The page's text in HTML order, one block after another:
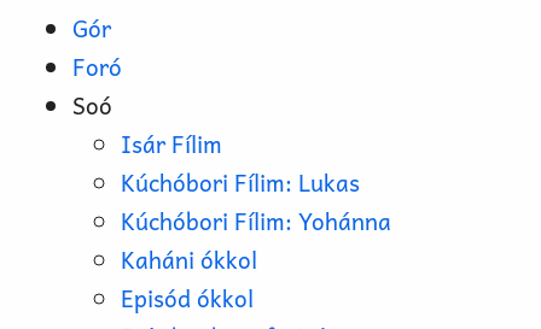
Gór
Foró
Soó
Isár Fílim
Kúchóbori Fílim: Lukas
Kúchóbori Fílim: Yohánna
Kaháni ókkol
Episód ókkol